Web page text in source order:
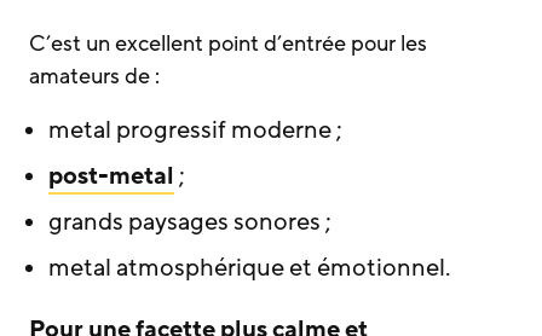
C’est un excellent point d’entrée pour les
amateurs de :
metal progressif moderne ;
post-metal ;
grands paysages sonores ;
metal atmosphérique et émotionnel.